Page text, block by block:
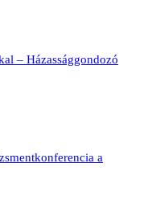
– Házassággondozó
a